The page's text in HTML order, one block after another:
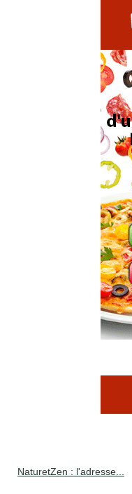
NaturetZen : l'adresse...